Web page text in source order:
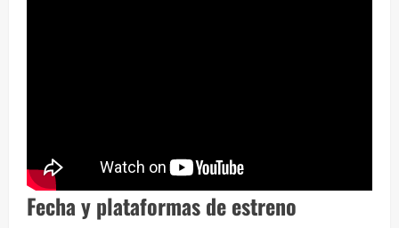
Fecha y plataformas de estreno